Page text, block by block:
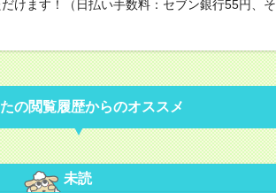
けます！（日払い手数料：セブン銀行55円、
の閲覧履歴からのオススメ
未読